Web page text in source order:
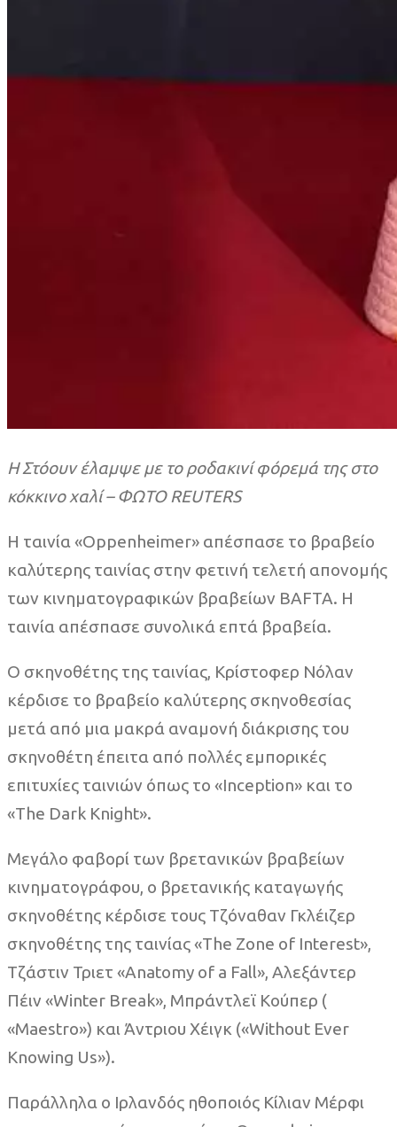
Η Στόουν έλαμψε με το ροδακινί φόρεμά της στο
κόκκινο χαλί – ΦΩΤΟ REUTERS
Η ταινία «Oppenheimer» απέσπασε το βραβείο
καλύτερης ταινίας στην φετινή τελετή απονομής
των κινηματογραφικών βραβείων BAFTA. Η
ταινία απέσπασε συνολικά επτά βραβεία.
Ο σκηνοθέτης της ταινίας, Κρίστοφερ Νόλαν
κέρδισε το βραβείο καλύτερης σκηνοθεσίας
μετά από μια μακρά αναμονή διάκρισης του
σκηνοθέτη έπειτα από πολλές εμπορικές
επιτυχίες ταινιών όπως το «Inception» και το
«The Dark Knight».
Μεγάλο φαβορί των βρετανικών βραβείων
κινηματογράφου, ο βρετανικής καταγωγής
σκηνοθέτης κέρδισε τους Τζόναθαν Γκλέιζερ
σκηνοθέτης της ταινίας «The Zone of Interest»,
Τζάστιν Τριετ «Anatomy of a Fall», Αλεξάντερ
Πέιν «Winter Break», Μπράντλεϊ Κούπερ (
«Maestro») και Άντριου Χέιγκ («Without Ever
Knowing Us»).
Παράλληλα ο Ιρλανδός ηθοποιός Κίλιαν Μέρφι